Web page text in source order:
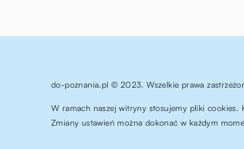
do-poznania.pl © 2023. Wszelkie prawa
W ramach naszej witryny stosujemy pliki cookies.
Zmiany ustawień można dokonać w każdym